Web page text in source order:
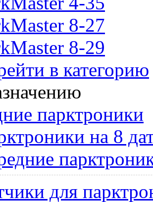
8-27
8-29
в категорию
парктроники
на 8
для